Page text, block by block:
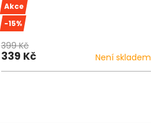
Akce
-15%
399 Kč
339 Kč Není skladem